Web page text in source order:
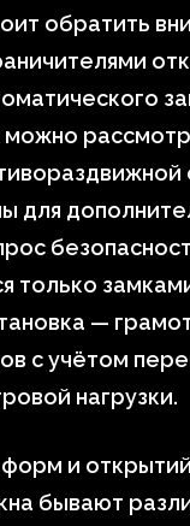
обратить
можно
для
только
—
с учётом
нагрузки.
и открытий
бывают